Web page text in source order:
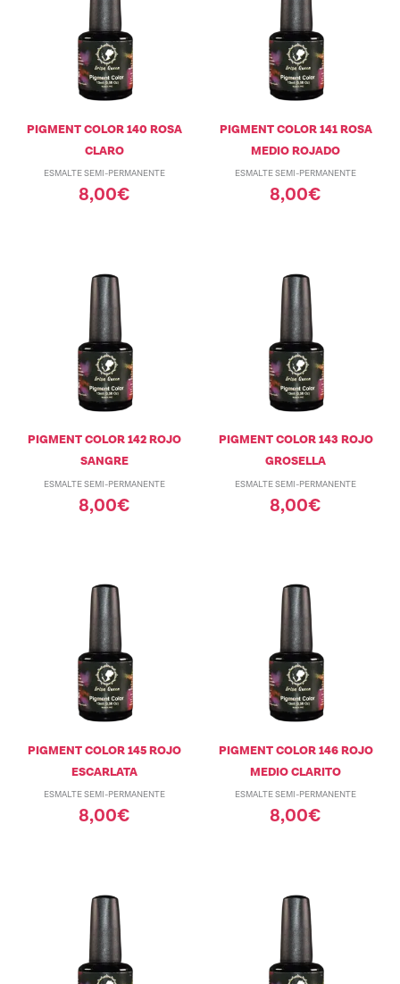
PIGMENT COLOR 140 ROSA
CLARO
ESMALTE SEMI-PERMANENTE
8,00€
PIGMENT COLOR 141 ROSA
MEDIO ROJADO
ESMALTE SEMI-PERMANENTE
8,00€
PIGMENT COLOR 142 ROJO
SANGRE
ESMALTE SEMI-PERMANENTE
8,00€
PIGMENT COLOR 143 ROJO
GROSELLA
ESMALTE SEMI-PERMANENTE
8,00€
PIGMENT COLOR 145 ROJO
ESCARLATA
ESMALTE SEMI-PERMANENTE
8,00€
PIGMENT COLOR 146 ROJO
MEDIO CLARITO
ESMALTE SEMI-PERMANENTE
8,00€